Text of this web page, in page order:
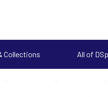
Collections All of